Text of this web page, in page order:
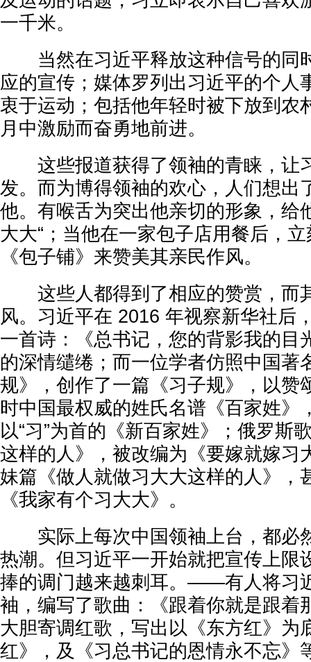
一千米。
当然在习近平释放这种信号的同
应的宣传；媒体罗列出习近平的个人
衷于运动；包括他年轻时被下放到农
月中激励而奋勇地前进。
这些报道获得了领袖的青睐，让
发。而为博得领袖的欢心，人们想出
他。有喉舌为突出他亲切的形象，给
大大“；当他在一家包子店用餐后，
《包子铺》来赞美其亲民作风。
这些人都得到了相应的赞赏，而
风。习近平在 2016 年视察新华社后
一首诗：《总书记，您的背影我的目
的深情缱绻；而一位学者仿照中国著
规》，创作了一篇《习子规》，以赞
时中国最权威的姓氏名谱《百家姓》
以“习”为首的《新百家姓》；俄罗斯
这样的人》，被改编为《要嫁就嫁习
妹篇《做人就做习大大这样的人》，
《我家有个习大大》。
实际上每次中国领袖上台，都必
热潮。但习近平一开始就把宣传上限
捧的调门越来越刺耳。——有人将习
袖，编写了歌曲：《跟着你就是跟着
大胆寄调红歌，写出以《东方红》为
红》，及《习总书记的恩情永不忘》